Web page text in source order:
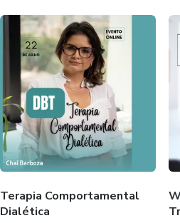
Terapia Comportamental
Dialética